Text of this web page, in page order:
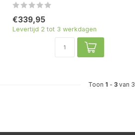
€339,95
Levertijd 2 tot 3 werkdagen
Toon 1 - 3 van 3